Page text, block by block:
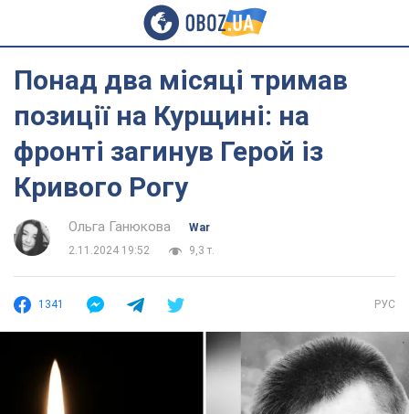
Понад два місяці тримав
позиції на Курщині: на
фронті загинув Герой із
Кривого Рогу
Ольга Ганюкова
War
2.11.2024 19:52
9,3 т.
1341 РУС